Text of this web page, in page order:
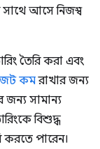
আসে নিজস্ব
তৈরি করা এবং
কমরাখার জন্য
জন্য সামান্য
বিশুদ্ধ
করতে পারেন।